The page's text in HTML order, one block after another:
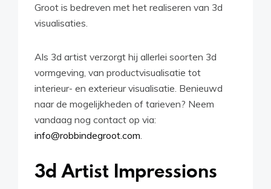
Groot is bedreven met het realiseren van 3d
visualisaties.
Als 3d artist verzorgt hij allerlei soorten 3d
vormgeving, van productvisualisatie tot
interieur- en exterieur visualisatie. Benieuwd
naar de mogelijkheden of tarieven? Neem
vandaag nog contact op via:
info@robbindegroot.com
3d Artist Impressions
Flickr
Linkedin
Youtube